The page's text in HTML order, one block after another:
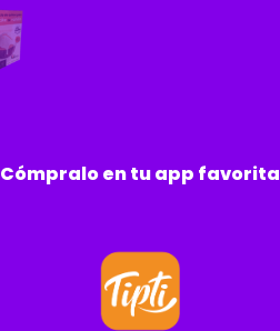
Cómpralo en tu app favorita